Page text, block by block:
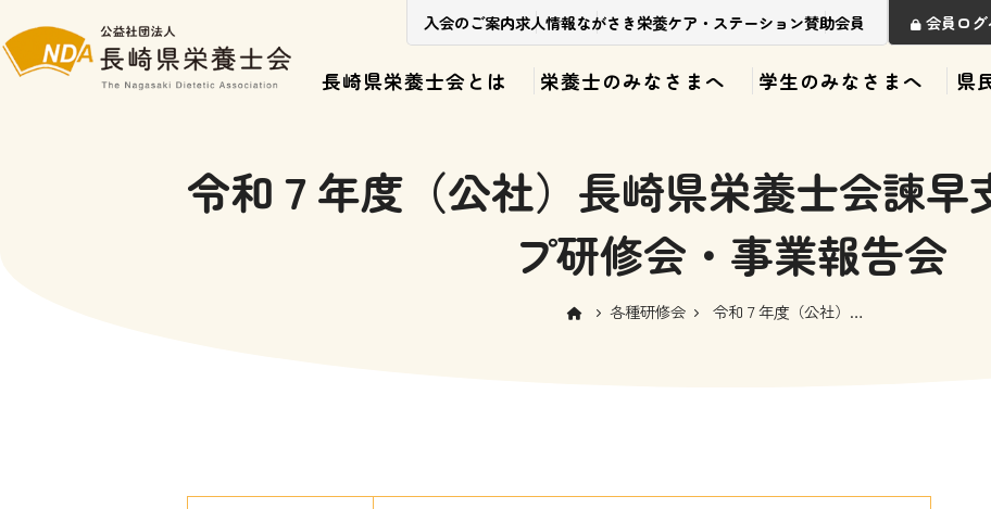
入会のご案内求人情報ながさき栄養ケア・ステーション賛助会員 会員ログ
長崎県栄養士会とは 栄養士のみなさまへ 学生のみなさまへ 県
令和７年度（公社）長崎県栄養士会諫早
プ研修会・事業報告会
各種研修会
令和７年度（公社）長